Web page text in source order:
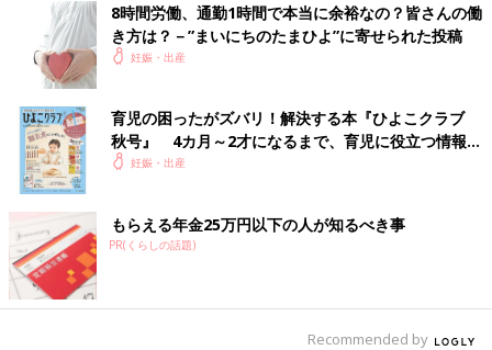
8時間労働、通勤1時間で本当に余裕なの？皆さんの働
き方は？－”まいにちのたまひよ”に寄せられた投稿
妊娠・出産
育児の困ったがズバリ！解決する本『ひよこクラブ
秋号』 4カ月～2才になるまで、育児に役立つ情報が
いっぱい！
妊娠・出産
もらえる年金25万円以下の人が知るべき事
PR(くらしの話題)
Recommended by